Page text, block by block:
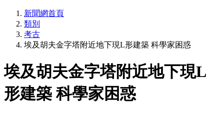
新聞網首頁
類別
考古
埃及胡夫金字塔附近地下現L形建築 科學家困惑
埃及胡夫金字塔附近地下現L
形建築 科學家困惑